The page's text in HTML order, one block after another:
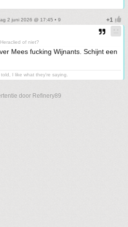
2 juni 2026 @ 17:45 • 9
Heraclied of niet?
Mees fucking Wijnants. Schijnt een
I like what they're saying.
door Refinery89